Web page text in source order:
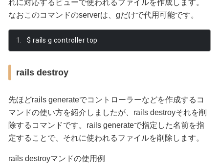
れに対応するビューで使われるファイルを作成します。
なおこのコマンドのserverは、gだけで代用可能です。
$ rails g controller top
rails destroy
先ほどrails generateでコントローラーなどを作成するコ
マンドの使い方を紹介しましたが、rails destroyそれを削
除するコマンドです。rails generateで指定した名前を指
定することで、それに使われるファイルを削除します。
rails destroyマンドの使用例